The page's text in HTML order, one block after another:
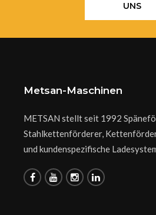
UNS
Metsan-Maschinen
METSAN stellt seit 1992
Stahlkettenförderer,
und kundenspezifische